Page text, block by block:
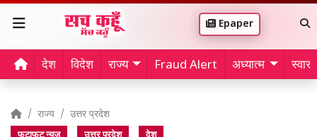
Epaper
देश विदेश राज्य Fraud Alert अध्यात्म
राज्य उत्तर प्रदेश